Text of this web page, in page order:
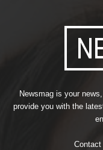
Newsmag is your
provide you with the
Contact